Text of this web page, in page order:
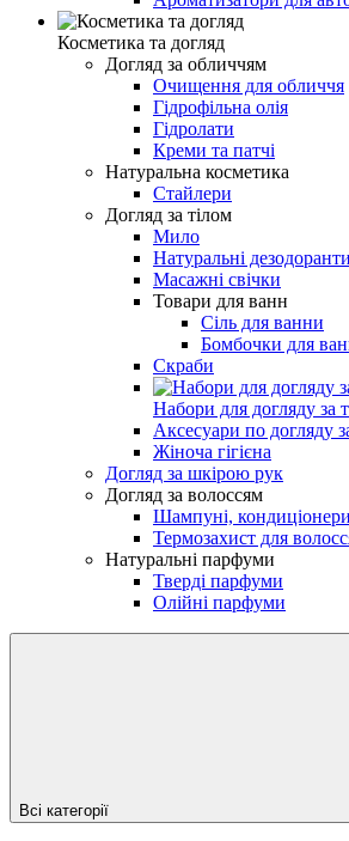
Косметика та догляд
Догляд за обличчям
Очищення для обличчя
Гідрофільна олія
Гідролати
Креми та патчі
Натуральна косметика
Стайлери
Догляд за тілом
Мило
Натуральні дезодоранти
Масажні свічки
Товари для ванн
Сіль для ванни
Бомбочки для
Скраби
Набори для догляду за
Аксесуари по догляду
Жіноча гігієна
Догляд за шкірою рук
Догляд за волоссям
Шампуні,
Термозахист для
Натуральні парфуми
Тверді парфуми
Олійні парфуми
Всі категорії